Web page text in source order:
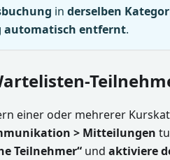
in derselben
automatisch entfernt.
einer oder mehrerer
> Mitteilungen
Teilnehmer“ und aktiviere